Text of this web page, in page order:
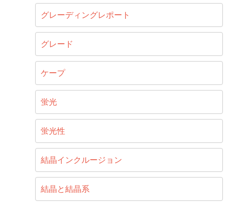
グレーディングレポート
グレード
ケープ
蛍光
蛍光性
結晶インクルージョン
結晶と結晶系